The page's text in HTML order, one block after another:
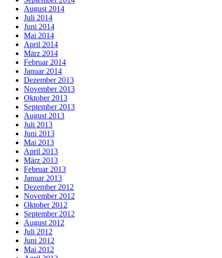
August 2014
Juli 2014
Juni 2014
Mai 2014
April 2014
März 2014
Februar 2014
Januar 2014
Dezember 2013
November 2013
Oktober 2013
September 2013
August 2013
Juli 2013
Juni 2013
Mai 2013
April 2013
März 2013
Februar 2013
Januar 2013
Dezember 2012
November 2012
Oktober 2012
September 2012
August 2012
Juli 2012
Juni 2012
Mai 2012